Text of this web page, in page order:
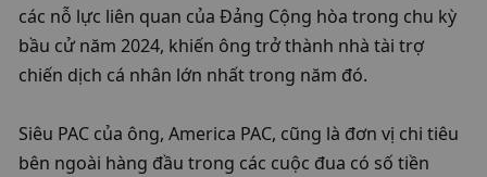
các nỗ lực liên quan của Đảng Cộng hòa trong chu kỳ
bầu cử năm 2024, khiến ông trở thành nhà tài trợ
chiến dịch cá nhân lớn nhất trong năm đó.
Siêu PAC của ông, America PAC, cũng là đơn vị chi tiêu
bên ngoài hàng đầu trong các cuộc đua có số tiền